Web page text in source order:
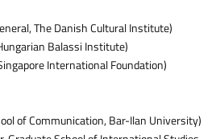
The Danish Cultural Institute)
Balassi Institute)
International Foundation)
of Communication, Bar-Ilan University)